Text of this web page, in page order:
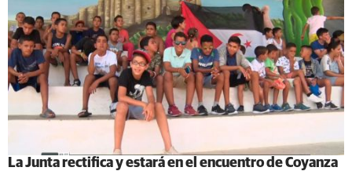
La Junta rectifica y estará en el encuentro de Coyanza